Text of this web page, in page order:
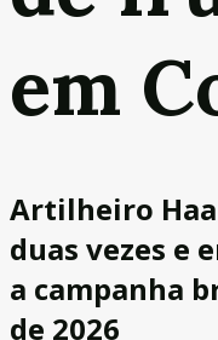
em
Artilheiro
duas vezes e
a campanha
de 2026